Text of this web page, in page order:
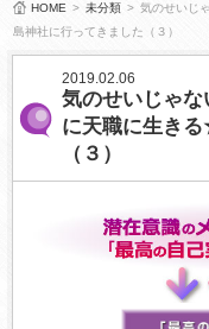
HOME > 未分類 > 気のせいじ
島神社に行ってきました（３）
2019.02.06
気のせいじゃ
に天職に生き
（３）